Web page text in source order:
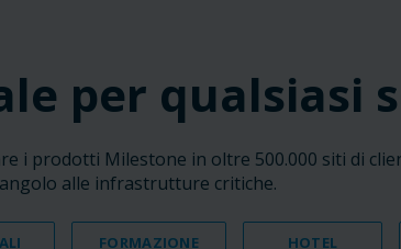
per qualsiasi
i prodotti Milestone in oltre 500.000 siti di
alle infrastrutture critiche.
FORMAZIONE HOTEL